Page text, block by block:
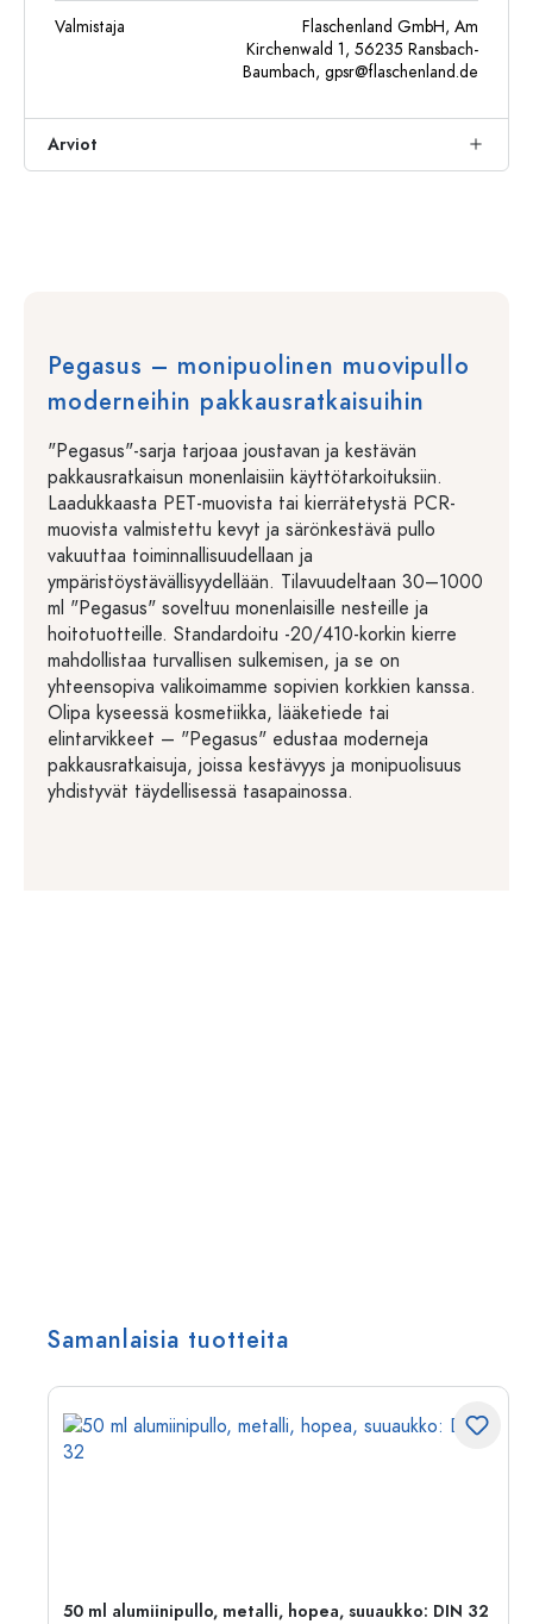
Valmistaja
Flaschenland GmbH, Am
Kirchenwald 1, 56235 Ransbach-
Baumbach, gpsr@flaschenland.de
Arviot
Pegasus – monipuolinen muovipullo
moderneihin pakkausratkaisuihin
"Pegasus"-sarja tarjoaa joustavan ja kestävän
pakkausratkaisun monenlaisiin käyttötarkoituksiin.
Laadukkaasta PET-muovista tai kierrätetystä PCR-
muovista valmistettu kevyt ja särönkestävä pullo
vakuuttaa toiminnallisuudellaan ja
ympäristöystävällisyydellään. Tilavuudeltaan 30–1000
ml "Pegasus" soveltuu monenlaisille nesteille ja
hoitotuotteille. Standardoitu -20/410-korkin kierre
mahdollistaa turvallisen sulkemisen, ja se on
yhteensopiva valikoimamme sopivien korkkien kanssa.
Olipa kyseessä kosmetiikka, lääketiede tai
elintarvikkeet – "Pegasus" edustaa moderneja
pakkausratkaisuja, joissa kestävyys ja monipuolisuus
yhdistyvät täydellisessä tasapainossa.
Samanlaisia tuotteita
50 ml alumiinipullo, metalli, hopea, suuaukko: DIN 32